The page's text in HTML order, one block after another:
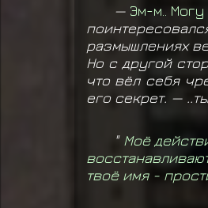
— Эм-м..
размышлениях
Но с другой
что вёл себя
его секрет. —
" Моё
твоё имя -